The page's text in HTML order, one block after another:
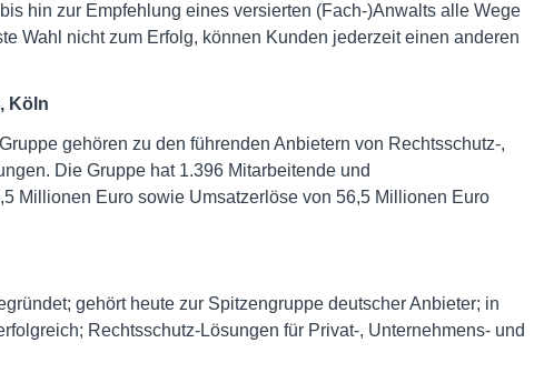
hin zur Empfehlung eines versierten (Fach-)Anwalts alle Wege
Wahl nicht zum Erfolg, können Kunden jederzeit einen anderen
Köln
gehören zu den führenden Anbietern von Rechtsschutz-,
Die Gruppe hat 1.396 Mitarbeitende und
Millionen Euro sowie Umsatzerlöse von 56,5 Millionen Euro
gehört heute zur Spitzengruppe deutscher Anbieter; in
Rechtsschutz-Lösungen für Privat-, Unternehmens- und